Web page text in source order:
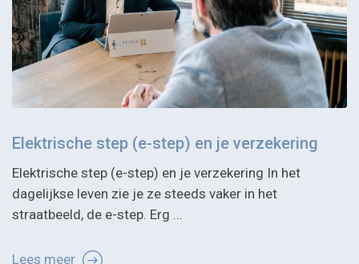
Elektrische step (e-step) en je verzekering
Elektrische step (e-step) en je verzekering In het
dagelijkse leven zie je ze steeds vaker in het
straatbeeld, de e-step. Erg ...
Lees meer